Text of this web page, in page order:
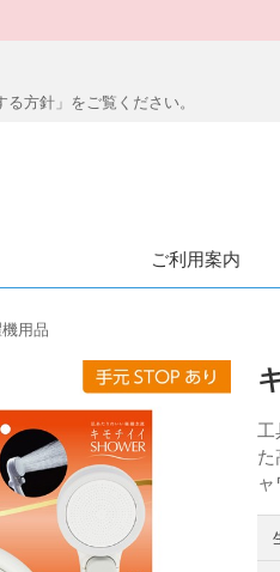
方針」をご覧ください。
ご利用案内
用品
工
た